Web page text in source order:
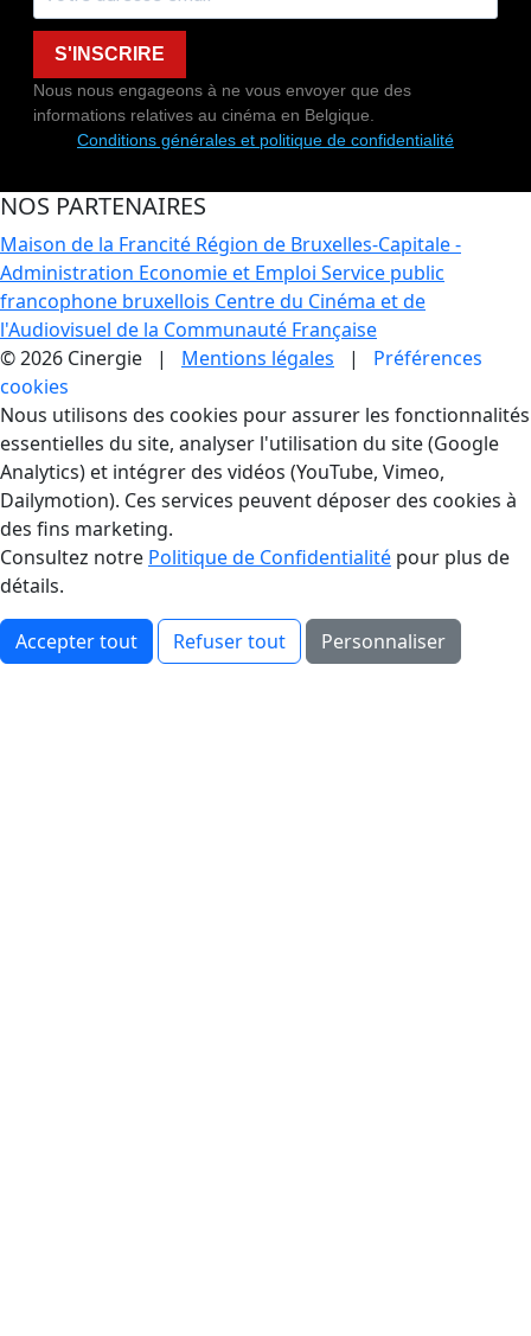
S'INSCRIRE
Nous nous engageons à ne vous envoyer que des
informations relatives au cinéma en Belgique.
Conditions générales et politique de confidentialité
NOS PARTENAIRES
Maison de la Francité Région de Bruxelles-Capitale -
Administration Economie et Emploi Service public
francophone bruxellois Centre du Cinéma et de
l'Audiovisuel de la Communauté Française
© 2026 Cinergie | Mentions légales | Préférences
cookies
Gestion des Cookies
Nous utilisons des cookies pour assurer les fonctionnalités
essentielles du site, analyser l'utilisation du site (Google
Analytics) et intégrer des vidéos (YouTube, Vimeo,
Dailymotion). Ces services peuvent déposer des cookies à
des fins marketing.
Consultez notre Politique de Confidentialité pour plus de
détails.
Accepter tout Refuser tout Personnaliser